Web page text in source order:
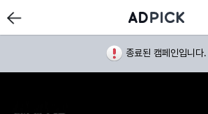
종료된 캠페인입니다.